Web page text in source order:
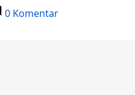
0 Komentar